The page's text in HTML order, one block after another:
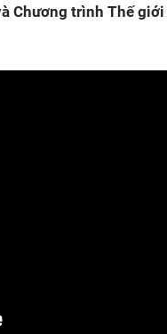
Chương trình Thế